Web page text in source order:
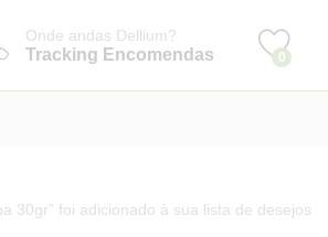
Onde andas Dellium?
Tracking Encomendas 0
30gr” foi adicionado à sua lista de desejos